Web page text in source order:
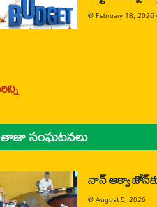
@February 18,
తాజా సంఘటనలు
నాన్ ఆక్వా
@August 5, 2026